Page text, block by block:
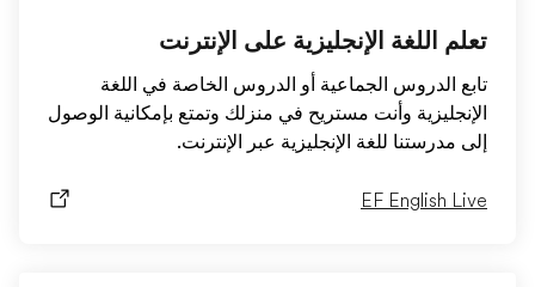
تعلم اللغة الإنجليزية على الإنترنت
تابع الدروس الجماعية أو الدروس الخاصة في اللغة
الإنجليزية وأنت مستريح في منزلك وتمتع بإمكانية الوصول
إلى مدرستنا للغة الإنجليزية عبر الإنترنت.
EF English Live